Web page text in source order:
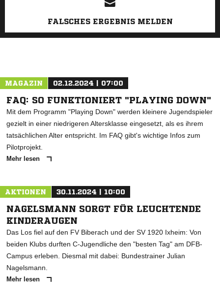
FALSCHES ERGEBNIS MELDEN
MAGAZIN 02.12.2024 | 07:00
FAQ: SO FUNKTIONIERT "PLAYING DOWN"
Mit dem Programm "Playing Down" werden kleinere Jugendspieler
gezielt in einer niedrigeren Altersklasse eingesetzt, als es ihrem
tatsächlichen Alter entspricht. Im FAQ gibt's wichtige Infos zum
Pilotprojekt.
Mehr lesen
AKTIONEN 30.11.2024 | 10:00
NAGELSMANN SORGT FÜR LEUCHTENDE
KINDERAUGEN
Das Los fiel auf den FV Biberach und der SV 1920 Ixheim: Von
beiden Klubs durften C-Jugendliche den "besten Tag" am DFB-
Campus erleben. Diesmal mit dabei: Bundestrainer Julian
Nagelsmann.
Mehr lesen